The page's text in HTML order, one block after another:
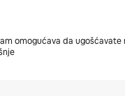
omogućava da ugošćavate